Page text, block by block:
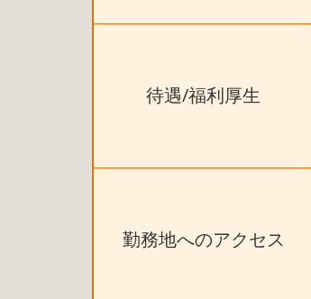
待遇/福利厚生
勤務地へのアクセス